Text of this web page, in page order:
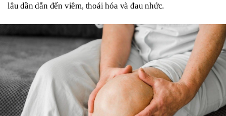
lâu dần dẫn đến viêm, thoái hóa và đau nhức.